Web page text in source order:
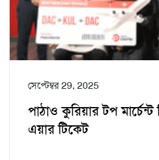
সেপ্টেম্বর 29, 2025
পাঠাও কুরিয়ার টপ
এয়ার টিকেট